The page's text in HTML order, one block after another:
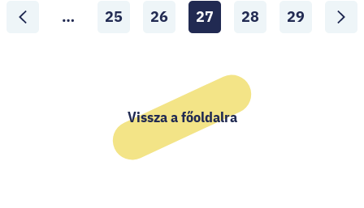
Lapozó
… Lapozás
25 Lapozás
26 Aktuális
oldal:
27 Lapozás
28 Lapozás
29
Vissza a főoldalra